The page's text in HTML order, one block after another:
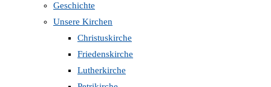
Geschichte
Unsere Kirchen
Christuskirche
Friedenskirche
Lutherkirche